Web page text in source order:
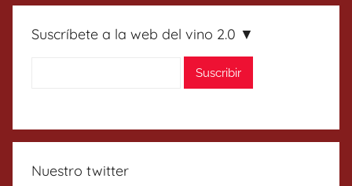
Suscríbete a la web del vino 2.0 ▼
Nuestro twitter